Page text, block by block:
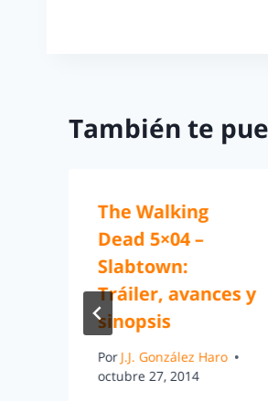
También te
The Walking
Dead 5×04 –
Slabtown:
Tráiler, avances y
sinopsis
PorJ.J. González Haro
octubre 27, 2014